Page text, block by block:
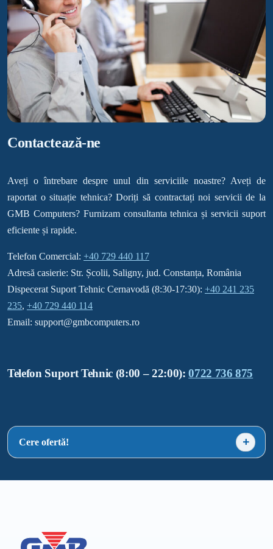
Contactează-ne
Aveți o întrebare despre unul din serviciile noastre? Aveți de
raportat o situație tehnica? Doriți să contractați noi servicii de la
GMB Computers? Furnizam consultanta tehnica și servicii suport
eficiente și rapide.
Telefon Comercial: +40 729 440 117
Adresă casierie: Str. Școlii, Saligny, jud. Constanța, România
Dispecerat Suport Tehnic Cernavodă (8:30-17:30): +40 241 235
235, +40 729 440 114
Email: support@gmbcomputers.ro
Telefon Suport Tehnic (8:00 – 22:00):0722 736 875
Cere ofertă!